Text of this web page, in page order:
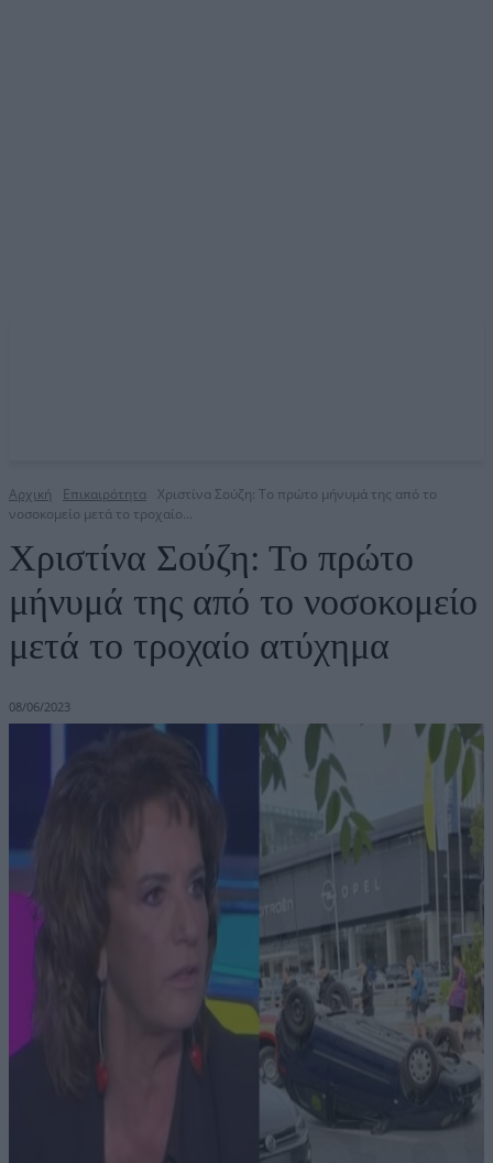
Αρχική Επικαιρότητα
Χριστίνα Σούζη: Το πρώτο μήνυμά της από το
νοσοκομείο μετά το τροχαίο...
Χριστίνα Σούζη: Το πρώτο
μήνυμά της από το νοσοκομείο
μετά το τροχαίο ατύχημα
08/06/2023